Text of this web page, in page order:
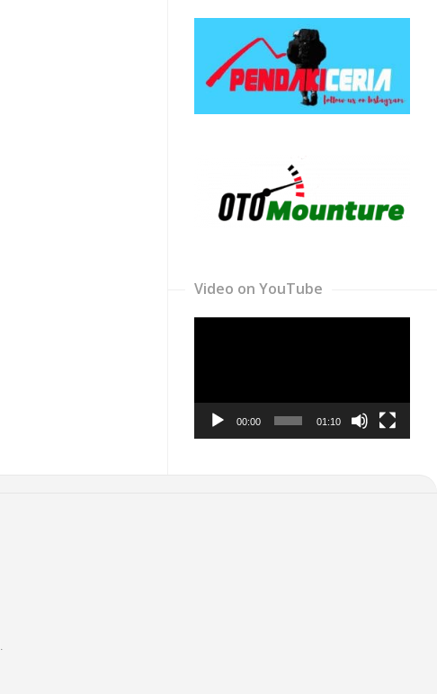
Video on YouTube
00:00 01:10